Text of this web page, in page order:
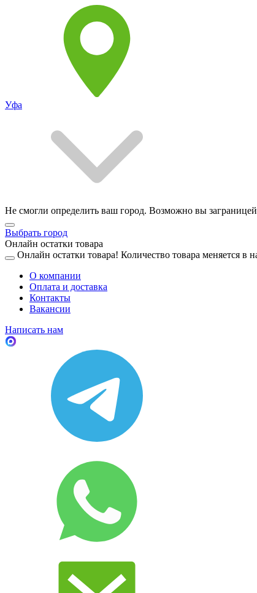
Уфа
Не смогли определить ваш город. Возможно вы
Выбрать город
Онлайн остатки товара
Онлайн остатки товара! Количество товара меняется в
О компании
Оплата и доставка
Контакты
Вакансии
Написать нам